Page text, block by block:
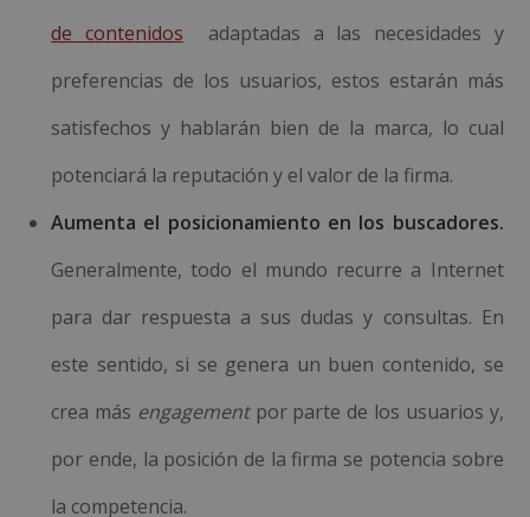
de contenidos adaptadas a las necesidades y
preferencias de los usuarios, estos estarán más
satisfechos y hablarán bien de la marca, lo cual
potenciará la reputación y el valor de la firma.
Aumenta el posicionamiento en los buscadores.
Generalmente, todo el mundo recurre a Internet
para dar respuesta a sus dudas y consultas. En
este sentido, si se genera un buen contenido, se
crea más engagementpor parte de los usuarios y,
por ende, la posición de la firma se potencia sobre
la competencia.